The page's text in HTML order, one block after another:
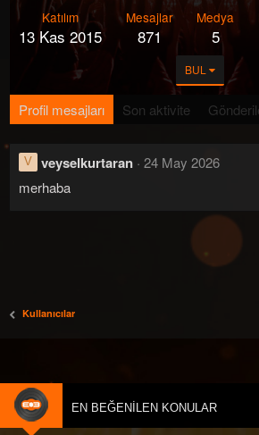
Katılım
13 Kas 2015
Mesajlar
871
Medya
5
BUL
Profil mesajları Son aktivite
V veyselkurtaran 24 May 2026
merhaba
Kullanıcılar
EN BEĞENILEN KONULAR